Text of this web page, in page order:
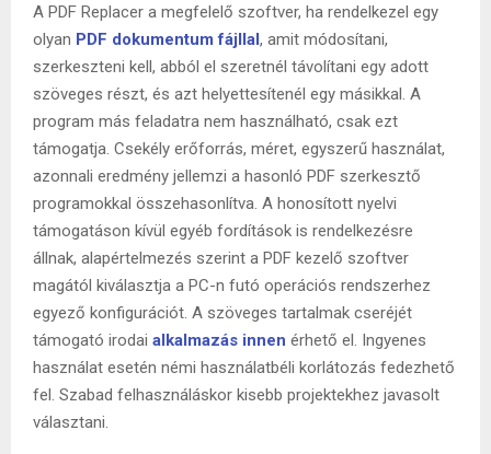
A PDF Replacer a megfelelő szoftver, ha rendelkezel egy
olyan PDF dokumentum fájllal, amit módosítani,
szerkeszteni kell, abból el szeretnél távolítani egy adott
szöveges részt, és azt helyettesítenél egy másikkal. A
program más feladatra nem használható, csak ezt
támogatja. Csekély erőforrás, méret, egyszerű használat,
azonnali eredmény jellemzi a hasonló PDF szerkesztő
programokkal összehasonlítva. A honosított nyelvi
támogatáson kívül egyéb fordítások is rendelkezésre
állnak, alapértelmezés szerint a PDF kezelő szoftver
magától kiválasztja a PC-n futó operációs rendszerhez
egyező konfigurációt. A szöveges tartalmak cseréjét
támogató irodai alkalmazás innen érhető el. Ingyenes
használat esetén némi használatbéli korlátozás fedezhető
fel. Szabad felhasználáskor kisebb projektekhez javasolt
választani.